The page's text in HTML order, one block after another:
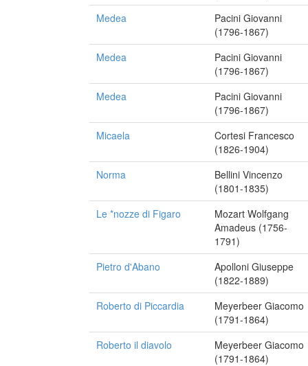
Medea
Pacini Giovanni
(1796-1867)
Medea
Pacini Giovanni
(1796-1867)
Medea
Pacini Giovanni
(1796-1867)
Micaela
Cortesi Francesco
(1826-1904)
Norma
Bellini Vincenzo
(1801-1835)
Le *nozze di Figaro
Mozart Wolfgang
Amadeus (1756-
1791)
Pietro d'Abano
Apolloni Giuseppe
(1822-1889)
Roberto di Piccardia
Meyerbeer Giacomo
(1791-1864)
Roberto il diavolo
Meyerbeer Giacomo
(1791-1864)